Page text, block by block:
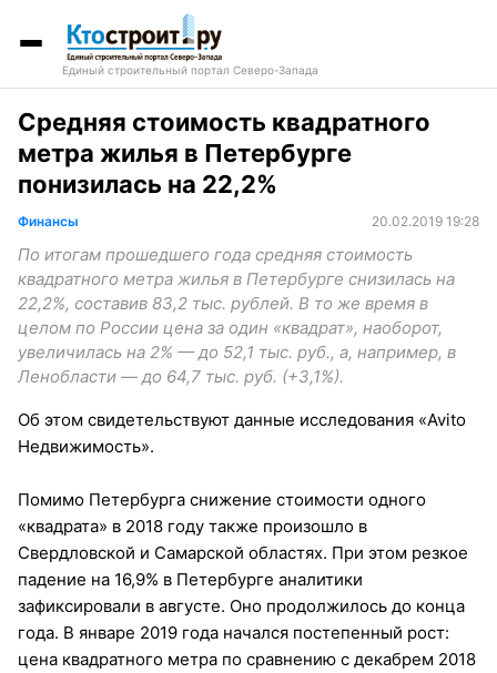
Единый строительный портал Северо-Запада
Средняя стоимость квадратного
метра жилья в Петербурге
понизилась на 22,2%
Финансы 20.02.2019 19:28
По итогам прошедшего года средняя стоимость
квадратного метра жилья в Петербурге снизилась на
22,2%, составив 83,2 тыс. рублей. В то же время в
целом по России цена за один «квадрат», наоборот,
увеличилась на 2% — до 52,1 тыс. руб., а, например, в
Ленобласти — до 64,7 тыс. руб. (+3,1%).
Об этом свидетельствуют данные исследования «Avito
Недвижимость».
Помимо Петербурга снижение стоимости одного
«квадрата» в 2018 году также произошло в
Свердловской и Самарской областях. При этом резкое
падение на 16,9% в Петербурге аналитики
зафиксировали в августе. Оно продолжилось до конца
года. В январе 2019 года начался постепенный рост:
цена квадратного метра по сравнению с декабрем 2018